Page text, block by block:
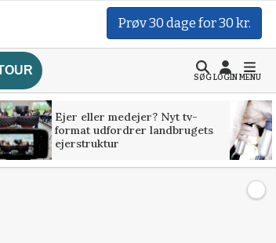
Prøv 30 dage for 30 kr.
SØGLOGINMENU
Ejer eller medejer? Nyt tv-
format udfordrer landbrugets
ejerstruktur